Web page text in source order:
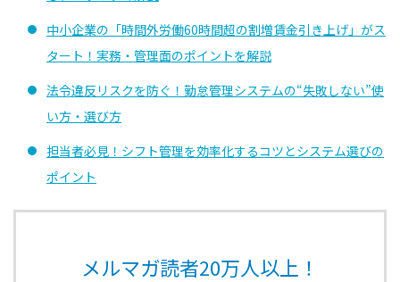
中小企業の「時間外労働60時間超の割増賃金引き上げ」がス
タート！実務・管理面のポイントを解説
法令違反リスクを防ぐ！勤怠管理システムの“失敗しない”使
い方・選び方
担当者必見！シフト管理を効率化するコツとシステム選びの
ポイント
メルマガ読者20万人以上！